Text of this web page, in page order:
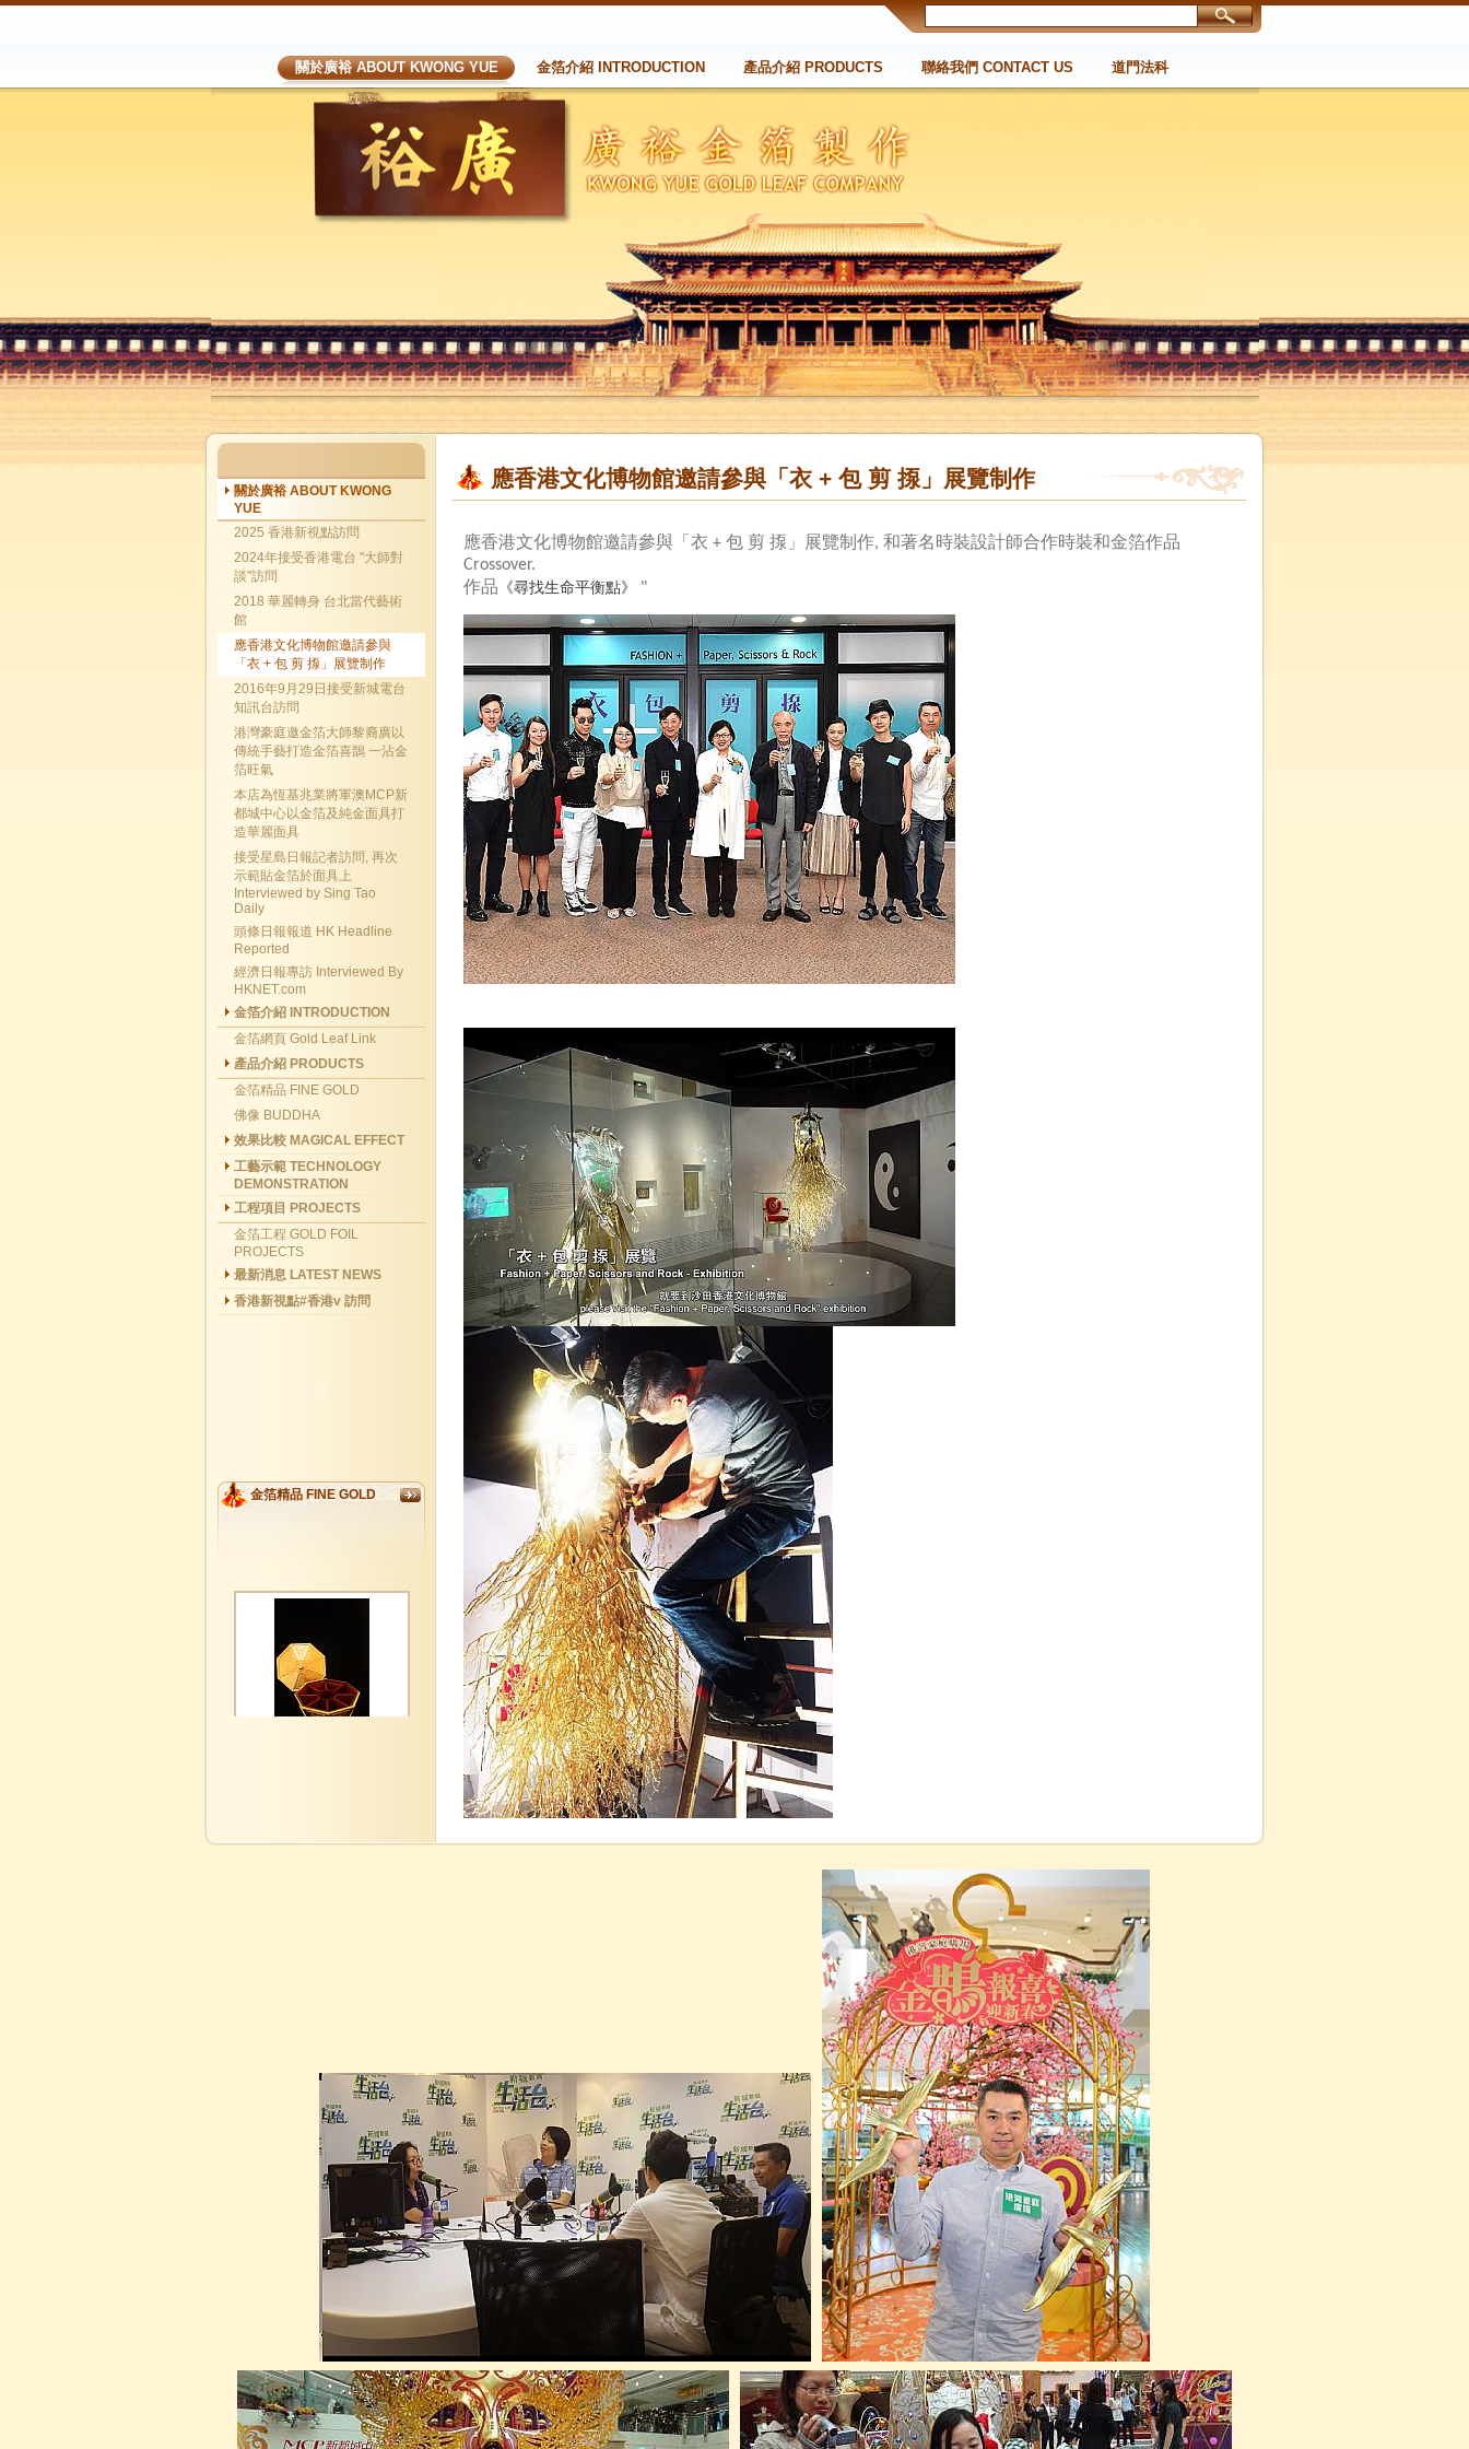
關於廣裕 ABOUT KWONG YUE 金箔介紹 INTRODUCTION 產品介紹 PRODUCTS 聯絡我們 CONTACT US 道門法科
關於廣裕 ABOUT KWONG
YUE
2025 香港新視點訪問
2024年接受香港電台 "大師對
談"訪問
2018 華麗轉身 台北當代藝術
館
應香港文化博物館邀請參與
「衣 + 包 剪 揼」展覽制作
2016年9月29日接受新城電台
知訊台訪問
港灣豪庭邀金箔大師黎裔廣以
傳統手藝打造金箔喜鵲 一沾金
箔旺氣
本店為恆基兆業將軍澳MCP新
都城中心以金箔及純金面具打
造華麗面具
接受星島日報記者訪問, 再次
示範貼金箔於面具上
Interviewed by Sing Tao
Daily
頭條日報報道 HK Headline
Reported
經濟日報專訪 Interviewed By
HKNET.com
金箔介紹 INTRODUCTION
金箔網頁 Gold Leaf Link
產品介紹 PRODUCTS
金箔精品 FINE GOLD
佛像 BUDDHA
效果比較 MAGICAL EFFECT
工藝示範 TECHNOLOGY
DEMONSTRATION
工程項目 PROJECTS
金箔工程 GOLD FOIL
PROJECTS
最新消息 LATEST NEWS
香港新視點#香港v 訪問
金箔精品 FINE GOLD
GM0003
金箔浮雕畫框 GOLD FOIL
PICTURE FRAME
GM0004
法國式宮廷椅( 金箔)
應香港文化博物館邀請參與「衣 + 包 剪 揼」展覽制作
應香港文化博物館邀請參與「衣 + 包 剪 揼」展覽制作, 和著名時裝設計師合作時裝和金箔作品
Crossover.
作品 《尋找生命平衡點》 "